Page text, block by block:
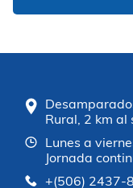
Rural, 2 km al
Lunes a
Jornada
+(506) 2437-